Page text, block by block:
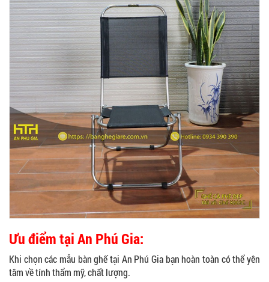
Ưu điểm tại An Phú Gia:
Khi chọn các mẫu bàn ghế tại An Phú Gia bạn hoàn toàn có thể yên
tâm về tính thẩm mỹ, chất lượng.